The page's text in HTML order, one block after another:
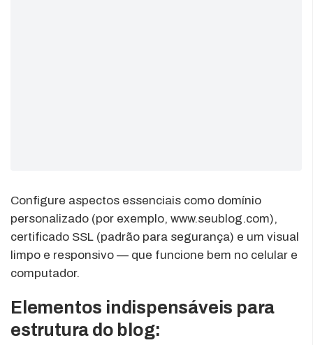
Configure aspectos essenciais como domínio
personalizado (por exemplo, www.seublog.com),
certificado SSL (padrão para segurança) e um visual
limpo e responsivo — que funcione bem no celular e
computador.
Elementos indispensáveis para
estrutura do blog: